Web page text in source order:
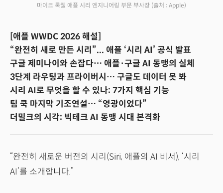
마이크 록웰 애플 시리 엔지니어링 부문 부사장 (출처 : Apple)
[애플 WWDC 2026 해설]
“완전히 새로 만든 시리”... 애플 ‘시리 AI’ 공식 발표
구글 제미나이와 손잡다… 애플·구글 AI 동맹의 실체
3단계 라우팅과 프라이버시… 구글도 데이터 못 봐
시리 AI로 무엇을 할 수 있나: 7가지 핵심 기능
팀 쿡 마지막 기조연설… “영광이었다”
더밀크의 시각: 빅테크 AI 동맹 시대 본격화
“완전히 새로운 버전의 시리(Siri, 애플의 AI 비서), ‘시리
AI’를 소개합니다.”